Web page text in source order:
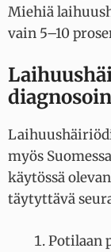
Miehiä
vain 5–10
myös
käytössä
täytyttävä
Potilaan